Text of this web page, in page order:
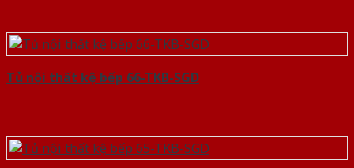
Tủ nội thất kệ bếp 66-TKB-SGD